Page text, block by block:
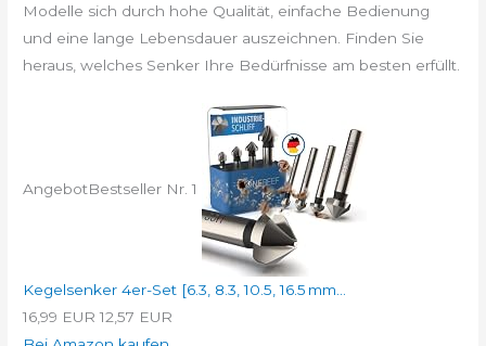
Modelle sich durch hohe Qualität, einfache Bedienung
und eine lange Lebensdauer auszeichnen. Finden Sie
heraus, welches Senker Ihre Bedürfnisse am besten erfüllt.
AngebotBestseller Nr. 1
Kegelsenker 4er-Set [6.3, 8.3, 10.5, 16.5 mm...
16,99 EUR 12,57 EUR